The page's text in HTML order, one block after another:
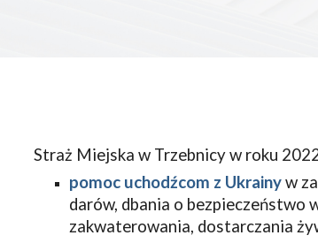
Straż Miejska w Trzebnicy w roku
pomoc uchodźcom z Ukrainyw
darów, dbania o bezpieczeństwo
zakwaterowania, dostarczania